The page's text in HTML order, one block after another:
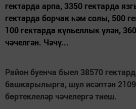
гектарда арпа, 3350 гектарда
гектарда борчак һәм солы, 500
100 гектарда күпьеллык үлән,
чәчелгән. Чәчү...
Район буенча быел 38570
башкарылырга, шул исәптән
бөртеклеләр чәчелергә тиеш.